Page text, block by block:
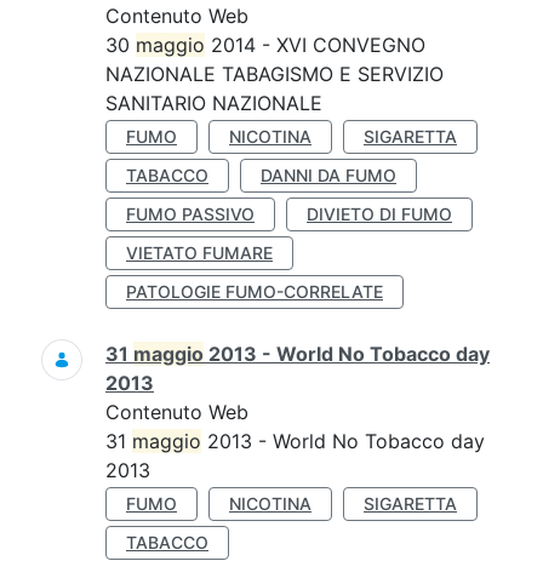
Contenuto Web
30 maggio 2014 - XVI CONVEGNO
NAZIONALE TABAGISMO E SERVIZIO
SANITARIO NAZIONALE
FUMO NICOTINA
SIGARETTA
TABACCO
DANNI DA FUMO
FUMO PASSIVO
DIVIETO DI FUMO
VIETATO FUMARE
PATOLOGIE FUMO-CORRELATE
31 maggio 2013 - World No Tobacco day
2013
Contenuto Web
31 maggio 2013 - World No Tobacco day
2013
FUMO NICOTINA
SIGARETTA
TABACCO